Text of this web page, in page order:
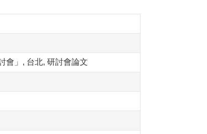
會」, 台北, 研討會論文